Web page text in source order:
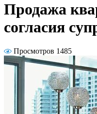
Продажа
согласия
Просмотров 1485